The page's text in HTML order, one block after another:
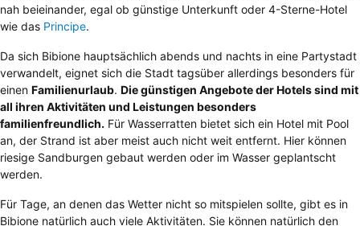
nah beieinander, egal ob günstige Unterkunft oder 4-Sterne-Hotel
wie das Principe.
Da sich Bibione hauptsächlich abends und nachts in eine Partystadt
verwandelt, eignet sich die Stadt tagsüber allerdings besonders für
einen Familienurlaub. Die günstigen Angebote der Hotels sind mit
all ihren Aktivitäten und Leistungen besonders
familienfreundlich. Für Wasserratten bietet sich ein Hotel mit Pool
an, der Strand ist aber meist auch nicht weit entfernt. Hier können
riesige Sandburgen gebaut werden oder im Wasser geplantscht
werden.
Für Tage, an denen das Wetter nicht so mitspielen sollte, gibt es in
Bibione natürlich auch viele Aktivitäten. Sie können natürlich den